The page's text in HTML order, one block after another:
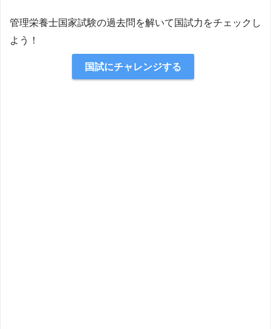
管理栄養士国家試験の過去問を解いて国試力をチェックし
よう！
国試にチャレンジする